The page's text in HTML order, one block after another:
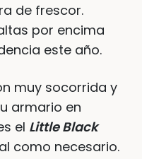
de frescor.
por encima
este año.
muy socorrida y
armario en
el Little Black
como necesario.